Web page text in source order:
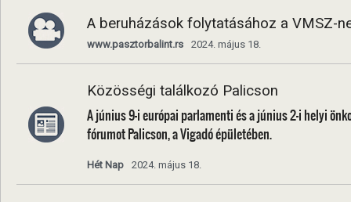
A beruházások folytatásához a VMSZ-
www.pasztorbalint.rs 2024. május 18.
Közösségi találkozó Palicson
A június 9-i európai parlamenti és a június 2-i helyi
fórumot Palicson, a Vigadó épületében.
Hét Nap 2024. május 18.